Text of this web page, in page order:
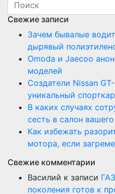
Свежие записи
Зачем бывалые
дырявый
Оmoda и Jaecoo
моделей
Создатели Nissan
уникальный спорткар
В каких случаях
сесть в салон
Как избежать
мотора, если
Свежие комментарии
Василий к записи
поколения готов к